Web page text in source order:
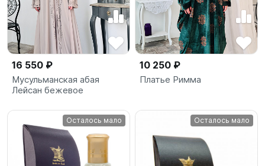
16 550 ₽
Мусульманская абая
Лейсан бежевое
10 250 ₽
Платье Римма
Осталось мало Осталось мало